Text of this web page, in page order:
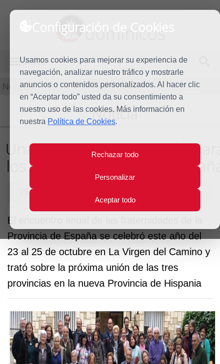
Configuración de Cookies
Usamos cookies para mejorar su experiencia de
navegación, analizar nuestro tráfico y mostrarle
anuncios o contenidos personalizados. Al hacer clic
en “Aceptar todo” usted da su consentimiento a
nuestro uso de las cookies. Más información en
nuestra Política de Cookies.
Rechazar todo
Personalizar
Aceptar todo
dominicos
MENÚ
Noticias
Noticia
Una oportunidad también
los laicos dominicos de
25 de noviembre de 2015
El encuentro anual de las fraternidades de la
Provincia de España se celebró este año del
23 al 25 de octubre en La Virgen del Camino y
trató sobre la próxima unión de las tres
provincias en la nueva Provincia de Hispania